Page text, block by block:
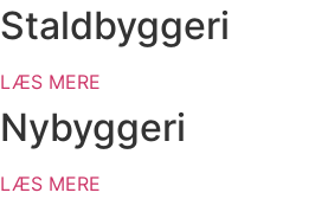
Staldbyggeri
LÆS MERE
Nybyggeri
LÆS MERE